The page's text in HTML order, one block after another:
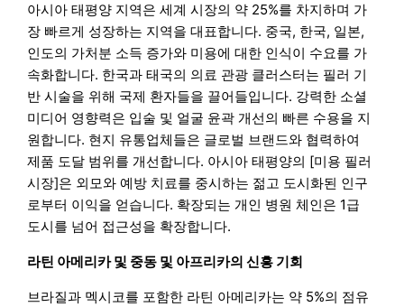
아시아 태평양 지역은 세계 시장의 약 25%를 차지하며 가
장 빠르게 성장하는 지역을 대표합니다. 중국, 한국, 일본,
인도의 가처분 소득 증가와 미용에 대한 인식이 수요를 가
속화합니다. 한국과 태국의 의료 관광 클러스터는 필러 기
반 시술을 위해 국제 환자들을 끌어들입니다. 강력한 소셜
미디어 영향력은 입술 및 얼굴 윤곽 개선의 빠른 수용을 지
원합니다. 현지 유통업체들은 글로벌 브랜드와 협력하여
제품 도달 범위를 개선합니다. 아시아 태평양의 [미용 필러
시장]은 외모와 예방 치료를 중시하는 젊고 도시화된 인구
로부터 이익을 얻습니다. 확장되는 개인 병원 체인은 1급
도시를 넘어 접근성을 확장합니다.
라틴 아메리카 및 중동 및 아프리카의 신흥 기회
브라질과 멕시코를 포함한 라틴 아메리카는 약 5%의 점유